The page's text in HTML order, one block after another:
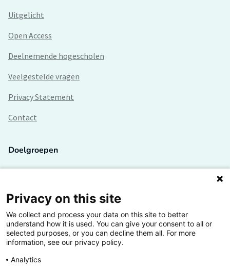
Uitgelicht
Open Access
Deelnemende hogescholen
Veelgestelde vragen
Privacy Statement
Contact
Doelgroepen
Lectoren en onderzoekers
Bedrijven
Hogescholen
Privacy on this site
We collect and process your data on this site to better
understand how it is used. You can give your consent to all or
selected purposes, or you can decline them all. For more
information, see our privacy policy.
Analytics